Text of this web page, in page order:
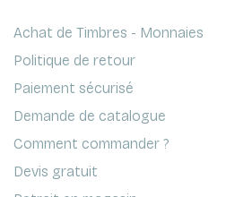
Achat de Timbres - Monnaies
Politique de retour
Paiement sécurisé
Demande de catalogue
Comment commander ?
Devis gratuit